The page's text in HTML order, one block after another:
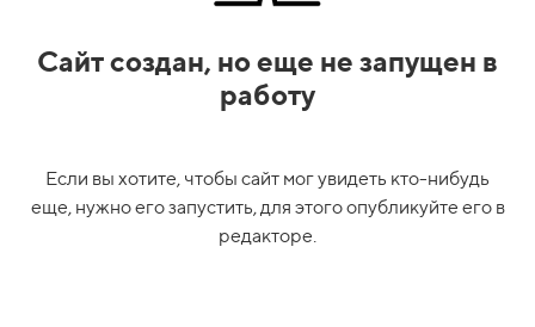
Сайт создан, но еще не запущен в
работу
Если вы хотите, чтобы сайт мог увидеть кто-нибудь
еще, нужно его запустить, для этого опубликуйте его в
редакторе.